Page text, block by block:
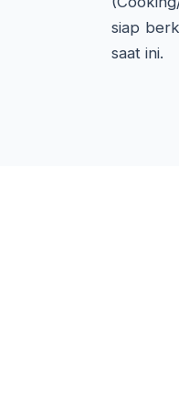
siap
saat ini.